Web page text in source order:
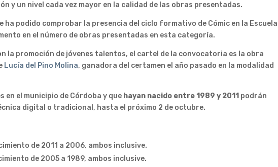
y un nivel cada vez mayor en la calidad de las obras presentadas.
ha podido comprobar la presencia del ciclo formativo de Cómic en la
en el número de obras presentadas en esta categoría.
la promoción de jóvenes talentos, el cartel de la convocatoria es la obra
Lucía del Pino Molina, ganadora del certamen el año pasado en la modalidad
el municipio de Córdoba y que hayan nacido entre 1989 y 2011 podrán
digital o tradicional, hasta el próximo 2 de octubre.
de 2011 a 2006, ambos inclusive.
de 2005 a 1989, ambos inclusive.